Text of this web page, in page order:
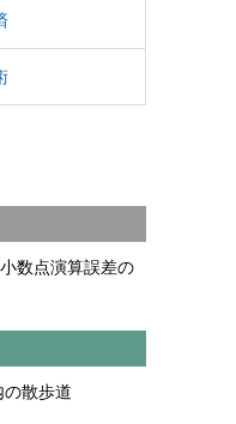
数点演算誤差の
散歩道